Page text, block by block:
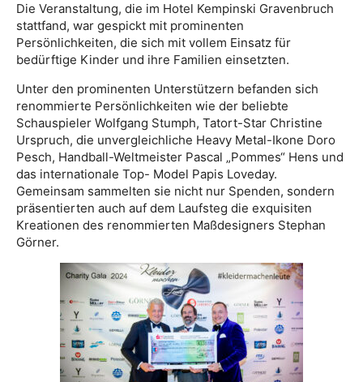
Die Veranstaltung, die im Hotel Kempinski Gravenbruch
stattfand, war gespickt mit prominenten
Persönlichkeiten, die sich mit vollem Einsatz für
bedürftige Kinder und ihre Familien einsetzten.
Unter den prominenten Unterstützern befanden sich
renommierte Persönlichkeiten wie der beliebte
Schauspieler Wolfgang Stumph, Tatort-Star Christine
Urspruch, die unvergleichliche Heavy Metal-Ikone Doro
Pesch, Handball-Weltmeister Pascal „Pommes“ Hens und
das internationale Top- Model Papis Loveday.
Gemeinsam sammelten sie nicht nur Spenden, sondern
präsentierten auch auf dem Laufsteg die exquisiten
Kreationen des renommierten Maßdesigners Stephan
Görner.